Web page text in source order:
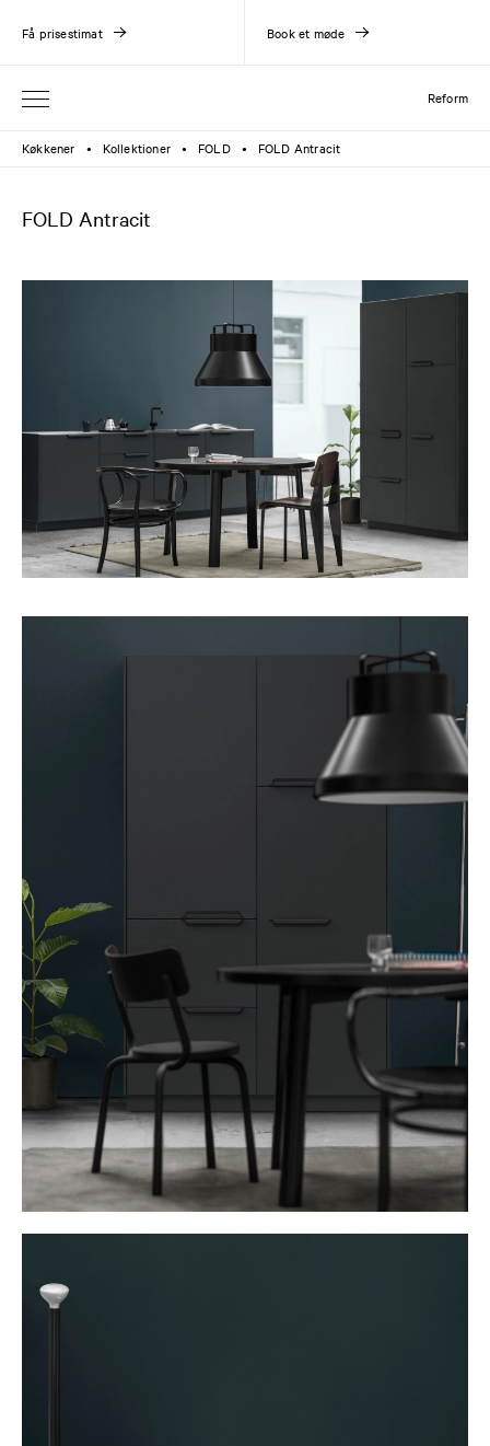
Reform
Få prisestimat Book et møde
Køkkener ● Kollektioner ● FOLD ● FOLD Antracit
FOLD Antracit